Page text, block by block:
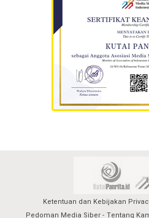
Ketentuan dan Kebijakan
Pedoman Media Siber
Tentang